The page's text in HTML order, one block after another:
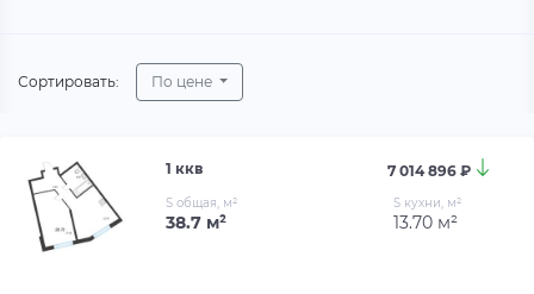
Сортировать: По цене
1 ккв 7 014 896 ₽
S общая, м²
38.7 м²
S кухни, м²
13.70 м²